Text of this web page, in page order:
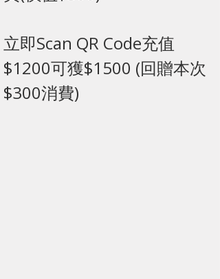
立即Scan QR Code充值
$1200可獲$1500 (回贈本次
$300消費)